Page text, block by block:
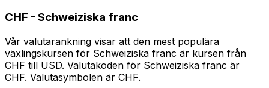
CHF - Schweiziska franc
Vår valutarankning visar att den mest populära
växlingskursen för Schweiziska franc är kursen från
CHF till USD. Valutakoden för Schweiziska franc är
CHF. Valutasymbolen är CHF.